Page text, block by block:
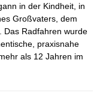
in der Kindheit, in
Großvaters, dem
Das Radfahren wurde
praxisnahe
als 12 Jahren im